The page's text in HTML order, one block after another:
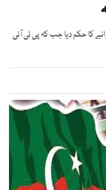
کا حکم دیا جب کہ پی ٹی آئی